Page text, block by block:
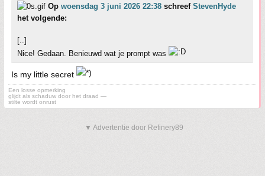
Op woensdag 3 juni 2026 22:38 schreef StevenHyde
het volgende:
[..]
Nice! Gedaan. Benieuwd wat je prompt was
Is my little secret
Een losse opmerking
glijdt als schaduw door het draad —
stilte wordt onrust
▼ Advertentie door Refinery89